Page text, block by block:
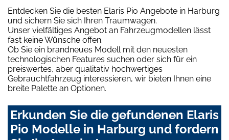
Entdecken Sie die besten Elaris Pio Angebote in Harburg
und sichern Sie sich Ihren Traumwagen.
Unser vielfältiges Angebot an Fahrzeugmodellen lässt
fast keine Wünsche offen.
Ob Sie ein brandneues Modell mit den neuesten
technologischen Features suchen oder sich für ein
preiswertes, aber qualitativ hochwertiges
Gebrauchtfahrzeug interessieren, wir bieten Ihnen eine
breite Palette an Optionen.
Erkunden Sie die gefundenen Elaris
Pio Modelle in Harburg und fordern